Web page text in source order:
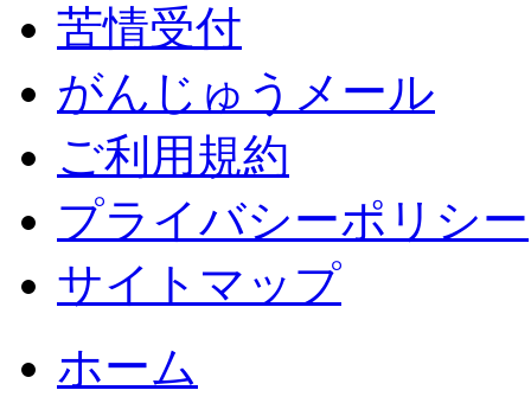
苦情受付
がんじゅうメール
ご利用規約
プライバシーポリシー
サイトマップ
ホーム